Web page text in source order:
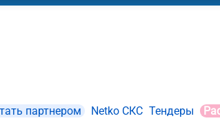
партнером Netko СКС Тендеры